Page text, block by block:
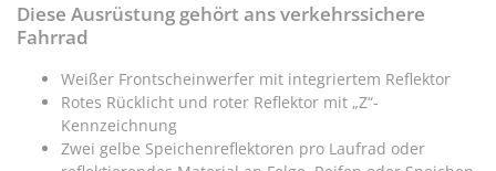
Diese Ausrüstung gehört ans verkehrssichere
Fahrrad
Weißer Frontscheinwerfer mit integriertem Reflektor
Rotes Rücklicht und roter Reflektor mit „Z“-
Kennzeichnung
Zwei gelbe Speichenreflektoren pro Laufrad oder